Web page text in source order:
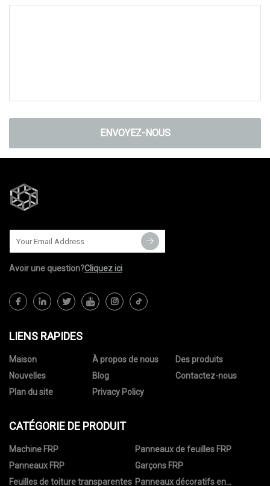
ENVOYEZ-NOUS
Avoir une question?Cliquez ici
LIENS RAPIDES
Maison À propos de nous
Des produits
Nouvelles
Blog
Contactez-nous
Plan du site
Privacy Policy
CATÉGORIE DE PRODUIT
Machine FRP
Panneaux de feuilles FRP
Panneaux FRP
Garçons FRP
Feuilles de toiture transparentes Panneaux décoratifs en